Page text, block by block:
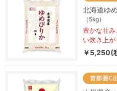
北海道ゆ
（5kg）
豊かな甘
い炊き上が
￥5,250(